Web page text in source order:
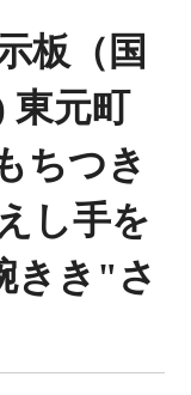
板（国
東元町
ちつき
し手を
きき"さ